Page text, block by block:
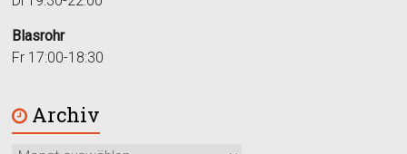
Blasrohr
Fr 17:00-18:30
Archiv